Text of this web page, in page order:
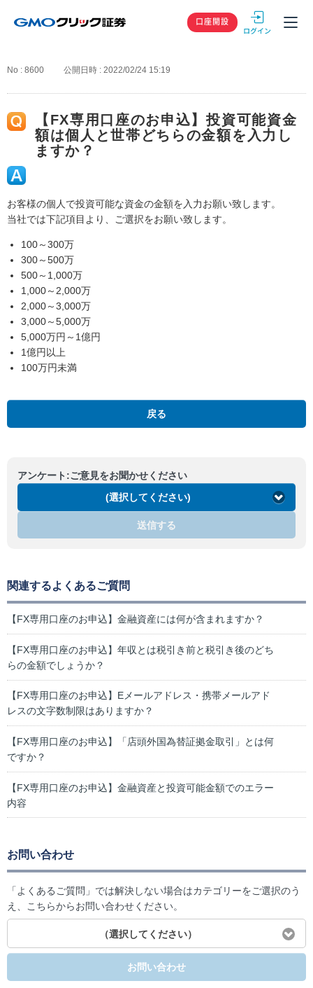
GMOクリック
口座開設
No : 8600 公開日時 : 2022/02/24 15:19
【FX専用口座のお申込】投資可能資金
額は個人と世帯どちらの金額を入力し
ますか？
お客様の個人で投資可能な資金の金額を入力お願い致します。
当社では下記項目より、ご選択をお願い致します。
100～300万
300～500万
500～1,000万
1,000～2,000万
2,000～3,000万
3,000～5,000万
5,000万円～1億円
1億円以上
100万円未満
戻る
アンケート:ご意見をお聞かせください
(選択してください)
送信する
関連するよくあるご質問
【FX専用口座のお申込】金融資産には何が含まれますか？
【FX専用口座のお申込】年収とは税引き前と税引き後のどち
らの金額でしょうか？
【FX専用口座のお申込】Eメールアドレス・携帯メールアド
レスの文字数制限はありますか？
【FX専用口座のお申込】「店頭外国為替証拠金取引」とは何
ですか？
【FX専用口座のお申込】金融資産と投資可能金額でのエラー
内容
お問い合わせ
「よくあるご質問」では解決しない場合はカテゴリーをご選択のう
え、こちらからお問い合わせください。
（選択してください）
お問い合わせ